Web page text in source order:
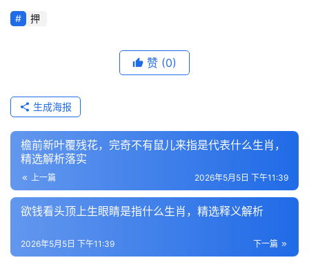
押
赞 (0)
生成海报
檐前新叶覆残花，完奇不有鼠儿来指是代表什么生肖，
精选解析落实
上一篇 2026年5月5日 下午11:39
欲钱看头顶上生眼睛是指什么生肖，精选释义解析
下一篇
2026年5月5日 下午11:39